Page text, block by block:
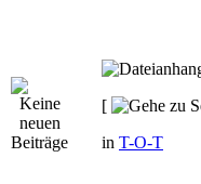
[
in T-O-T